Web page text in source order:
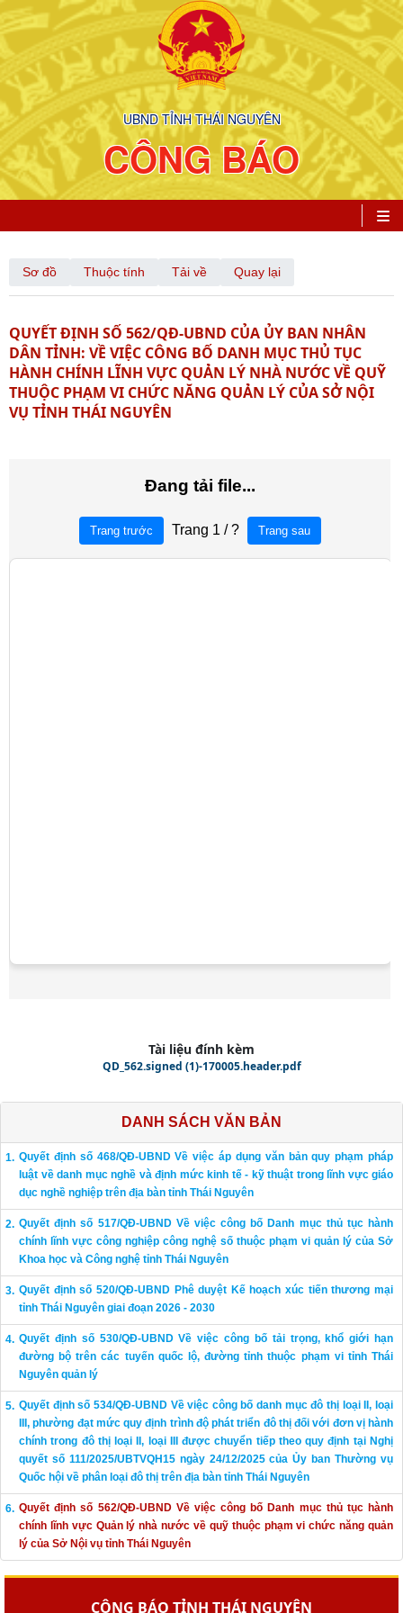
UBND TỈNH THÁI NGUYÊN
CÔNG BÁO
Sơ đồ Thuộc tính Tải về Quay lại
QUYẾT ĐỊNH SỐ 562/QĐ-UBND CỦA ỦY BAN NHÂN
DÂN TỈNH: VỀ VIỆC CÔNG BỐ DANH MỤC THỦ TỤC
HÀNH CHÍNH LĨNH VỰC QUẢN LÝ NHÀ NƯỚC VỀ QUỸ
THUỘC PHẠM VI CHỨC NĂNG QUẢN LÝ CỦA SỞ NỘI
VỤ TỈNH THÁI NGUYÊN
Tài liệu đính kèm
QD_562.signed (1)-170005.header.pdf
DANH SÁCH VĂN BẢN
Quyết định số 468/QĐ-UBND Về việc áp dụng văn bản quy phạm pháp
luật về danh mục nghề và định mức kinh tế - kỹ thuật trong lĩnh vực giáo
dục nghề nghiệp trên địa bàn tỉnh Thái Nguyên
Quyết định số 517/QĐ-UBND Về việc công bố Danh mục thủ tục hành
chính lĩnh vực công nghiệp công nghệ số thuộc phạm vi quản lý của Sở
Khoa học và Công nghệ tỉnh Thái Nguyên
Quyết định số 520/QĐ-UBND Phê duyệt Kế hoạch xúc tiến thương mại
tỉnh Thái Nguyên giai đoạn 2026 - 2030
Quyết định số 530/QĐ-UBND Về việc công bố tải trọng, khổ giới hạn
đường bộ trên các tuyến quốc lộ, đường tỉnh thuộc phạm vi tỉnh Thái
Nguyên quản lý
Quyết định số 534/QĐ-UBND Về việc công bố danh mục đô thị loại II, loại
III, phường đạt mức quy định trình độ phát triển đô thị đối với đơn vị hành
chính trong đô thị loại II, loại III được chuyển tiếp theo quy định tại Nghị
quyết số 111/2025/UBTVQH15 ngày 24/12/2025 của Ủy ban Thường vụ
Quốc hội về phân loại đô thị trên địa bàn tỉnh Thái Nguyên
Quyết định số 562/QĐ-UBND Về việc công bố Danh mục thủ tục hành
chính lĩnh vực Quản lý nhà nước về quỹ thuộc phạm vi chức năng quản
lý của Sở Nội vụ tỉnh Thái Nguyên
CÔNG BÁO TỈNH THÁI NGUYÊN